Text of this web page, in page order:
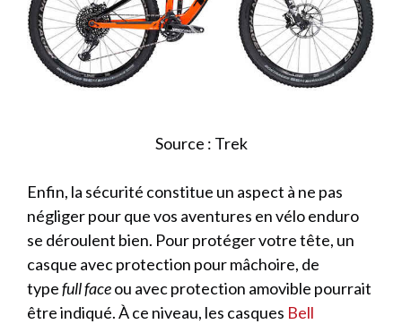
Source : Trek
Enfin, la sécurité constitue un aspect à ne pas
négliger pour que vos aventures en vélo enduro
se déroulent bien. Pour protéger votre tête, un
casque avec protection pour mâchoire, de
typefull faceou avec protection amovible pourrait
être indiqué. À ce niveau, les casques Bell